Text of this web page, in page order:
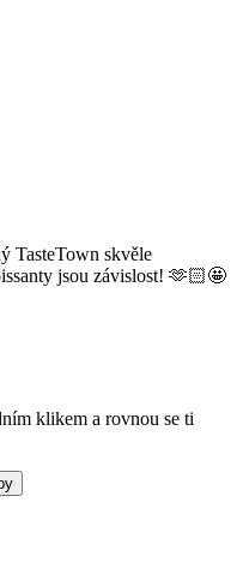
TasteTown skvěle
jsou závislost! 🫶🏻🤩
klikem a rovnou se ti